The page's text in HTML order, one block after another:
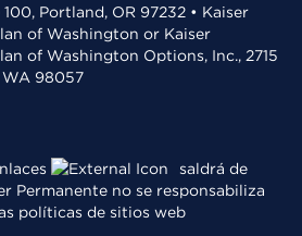
Portland, OR 97232 • Kaiser
of Washington or Kaiser
of Washington Options, Inc., 2715
WA 98057
saldrá de
Permanente no se responsabiliza
políticas de sitios web